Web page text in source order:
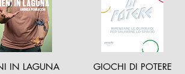
IN LAGUNA
GIOCHI DI POTERE